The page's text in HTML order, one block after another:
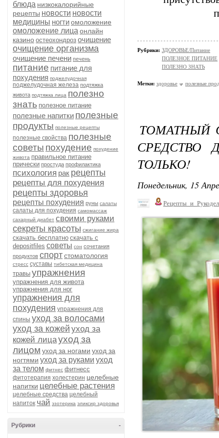
блюда низкокалорийные
рецепты новости новости
медицины ногтиомоложение
омоложение лица онлайн
казино остеохондроз очищение
очищение организма
очищение печени печень
питание питание для
похудения поджелудочная
поджелудочная железа подтяжка
живота подтяжка лица полезно
знать полезное питание
полезные напитки полезные
продукты полезные рецепты
полезные свойства полезные
советы похудение похудение
живота правильное питание
прически простуда профилактика
психология рак рецепты
рецепты для похудения
рецепты здоровья
рецепты похудения руны салаты
салаты для похудения самомассаж
сахарный диабет своими руками
секреты красоты сжигание жира
скачать бесплатно скачать с
depositfiles советы сон сочетания
продуктов спортстоматология
стресс суставы тибетская медицина
травы упражнения
упражнения для живота
упражнения для ног
упражнения для
похудения упражнения для
спины уход за волосами
уход за кожей уход за
кожей лицауход за
лицом уход за ногами уход за
ногтями уход за руками уход
за телом фитнес фитнесс
фитотерапия холестерин целебные
напитки целебные растения
целебные средства целебный
напиток чай эзотерика эликсир здоровья
-
Рубрики
Рубрики: ЗДОРОВЬЕ/Питание
ПОЛЕЗНОЕ ПИТАНИЕ
ПОЛЕЗНО ЗНАТЬ
Метки: здоровье полезные
ТОМАТНЫЙ
СРЕДСТВО
ТОЛЬКО!
Понедельник, 15